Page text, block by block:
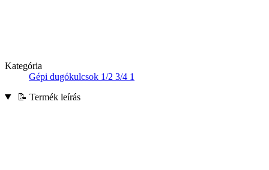
Kategória
Gépi dugókulcsok 1/2 3/4 1
📝 Termék leírás